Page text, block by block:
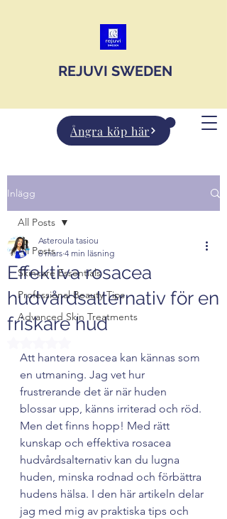
JOIN US
REJUVI SWEDEN
Ångra köp här
Inlägg
All Posts
Skincare Essentials
Professional Beauty Tips
Advanced Skin Treatments
All Posts
Effektiva rosacea
hudvårdsalternativ för en
friskare hud
Asteroula tasiou
6 mars 4 min läsning
Att hantera rosacea kan kännas som
en utmaning. Jag vet hur
frustrerande det är när huden
blossar upp, känns irriterad och röd.
Men det finns hopp! Med rätt
kunskap och effektiva rosacea
hudvårdsalternativ kan du lugna
huden, minska rodnad och förbättra
hudens hälsa. I den här artikeln delar
jag med mig av praktiska tips och